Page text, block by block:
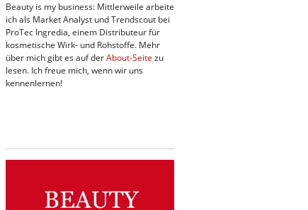
Beauty is my business: Mittlerweile arbeite
ich als Market Analyst und Trendscout bei
ProTec Ingredia, einem Distributeur für
kosmetische Wirk- und Rohstoffe. Mehr
über mich gibt es auf derAbout-Seite zu
lesen. Ich freue mich, wenn wir uns
kennenlernen!